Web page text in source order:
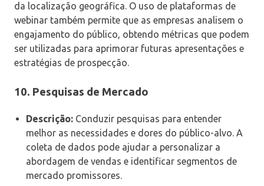
da localização geográfica. O uso de plataformas de
webinar também permite que as empresas analisem o
engajamento do público, obtendo métricas que podem
ser utilizadas para aprimorar futuras apresentações e
estratégias de prospecção.
10. Pesquisas de Mercado
Descrição: Conduzir pesquisas para entender
melhor as necessidades e dores do público-alvo. A
coleta de dados pode ajudar a personalizar a
abordagem de vendas e identificar segmentos de
mercado promissores.